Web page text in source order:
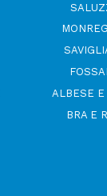
ALBESE
BRA E